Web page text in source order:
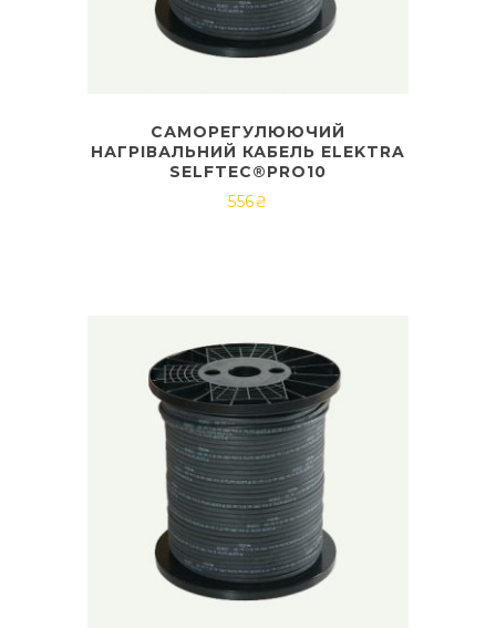
САМОРЕГУЛЮЮЧИЙ
НАГРІВАЛЬНИЙ КАБЕЛЬ ELEKTRA
SELFTEC®PRO10
556₴